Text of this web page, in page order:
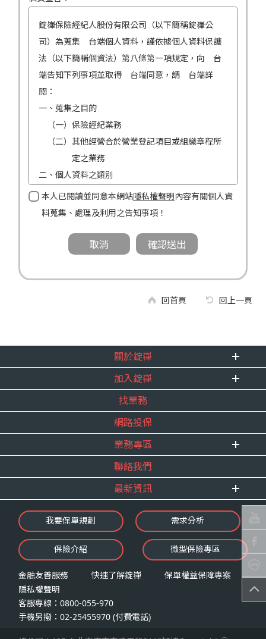
錠嵂保險經紀人股份有限公司（以下簡稱錠嵂公
司）為蒐集 台端個人資料，謹依據個人資料保護
法（以下簡稱個資法）第八條第一項規定，向 台
端告知下列事項並取得 台端同意，請 台端詳
閱：
一、蒐集之目的
（一）保險經紀業務
（二）其他經營合於營業登記項目或組織章程所
定之業務
二、個人資料之類別
（一）姓名
（二）性別
三、個人資料利用之期間、地區、對象及方式
（一）期間：蒐集之目的存續期間及依法令規定
（四）方式：自動化機器或其他非自動化之方
四、當事人依個資法第三條規定得行使之權利及方
（一）當事人得行使之權利
台端就錠嵂公司向 台端所蒐集之個人資
料，得向錠嵂公司行使下列權利，除法令
另有規定或履行契約所必要外，錠嵂公司
查詢或請求閱覽。
請求製給複製本。
請求補充或更正。
請求停止蒐集、處理或利用。
請求刪除。
（二）當事人行使權利之方式
台端如欲行使上述權利時，得以書面方式
向錠嵂公司申請，申請書面送達地址：台
本人已閱讀並同意本網站隱私權聲明內容有關個人資
料蒐集、處理及利用之告知事項！
回首頁 回上一頁
關於錠嵂
企業資訊
重要事跡
得獎紀錄
服務宣言
合作夥伴
加入錠嵂
內勤招聘
精英招募
年度增員計畫
找業務
網路投保
業務專區
E 線資源網
聯絡我們
最新資訊
最新消息
錠嵂焦點
影音頻道
業務資源分享
我要保單規劃 需求分析
保險介紹 微型保險專區
金融友善服務 快速了解錠嵂
保單權益保障專案
隱私權聲明
客服專線：0800-055-970
手機另撥：02-25455970 (付費電話)